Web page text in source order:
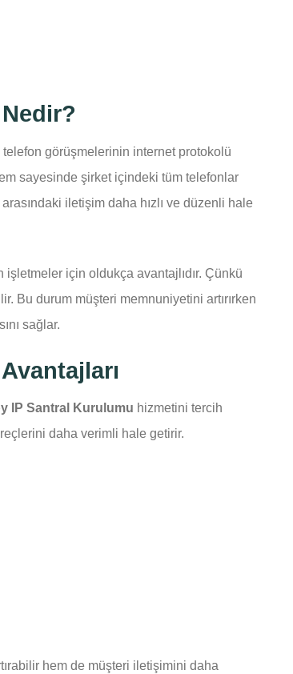
görüşmelerinin internet protokolü
sayesinde şirket içindeki tüm telefonlar
iletişim daha hızlı ve düzenli hale
için oldukça avantajlıdır. Çünkü
Bu durum müşteri memnuniyetini artırırken
sağlar.
IP Santral Kurulumu hizmetini tercih
daha verimli hale getirir.
hem de müşteri iletişimini daha